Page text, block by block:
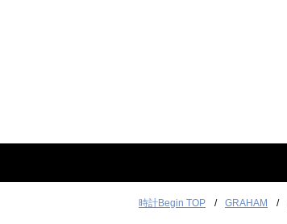
時計Begin TOP GRAHAM